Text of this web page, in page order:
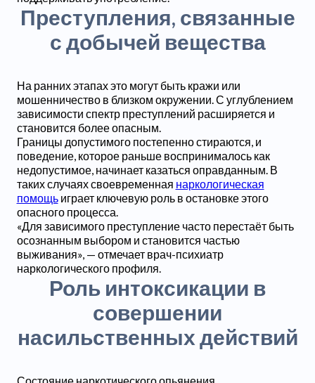
Преступления, связанные
с добычей вещества
На ранних этапах это могут быть кражи или
мошенничество в близком окружении. С углублением
зависимости спектр преступлений расширяется и
становится более опасным.
Границы допустимого постепенно стираются, и
поведение, которое раньше воспринималось как
недопустимое, начинает казаться оправданным. В
таких случаях своевременная наркологическая
помощьиграет ключевую роль в остановке этого
опасного процесса.
«Для зависимого преступление часто перестаёт быть
осознанным выбором и становится частью
выживания», — отмечает врач-психиатр
наркологического профиля.
Роль интоксикации в
совершении
насильственных действий